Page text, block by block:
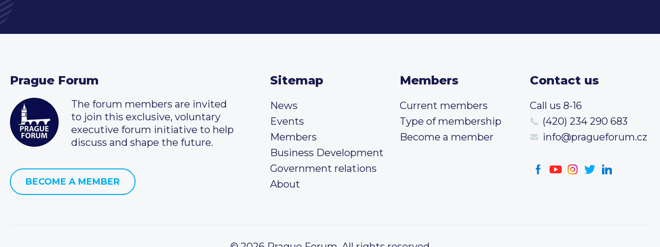
Prague Forum
The forum members are invited
to join this exclusive, voluntary
executive forum initiative to help
discuss and shape the future.
BECOME A MEMBER
Sitemap
News
Events
Members
Business Development
Government relations
About
Members
Current members
Type of membership
Become a member
Contact us
Call us 8-16
(420) 234 290 683
info@pragueforum.cz